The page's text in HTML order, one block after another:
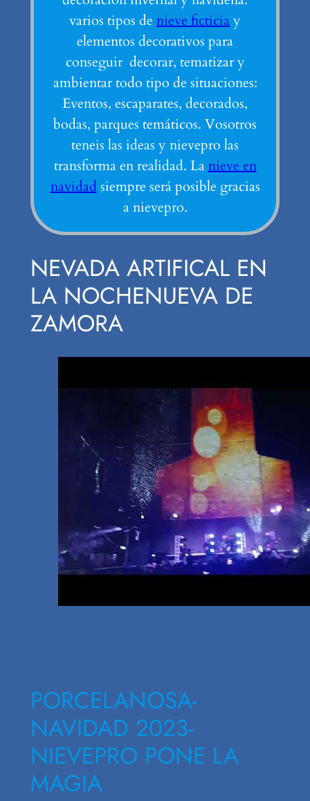
varios tipos de nieve ficticia y
elementos decorativos para
conseguir decorar, tematizar y
ambientar todo tipo de situaciones:
Eventos, escaparates, decorados,
bodas, parques temáticos. Vosotros
teneis las ideas y nievepro las
transforma en realidad. La nieve en
navidad siempre será posible gracias
a nievepro.
NEVADA ARTIFICAL EN
LA NOCHENUEVA DE
ZAMORA
PORCELANOSA-
NAVIDAD 2023-
NIEVEPRO PONE LA
MAGIA